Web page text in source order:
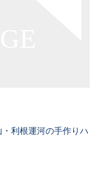
利根運河の手作りハ